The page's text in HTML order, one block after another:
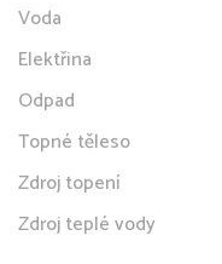
Voda
Elektřina
Odpad
Topné těleso
Zdroj topení
Zdroj teplé vody